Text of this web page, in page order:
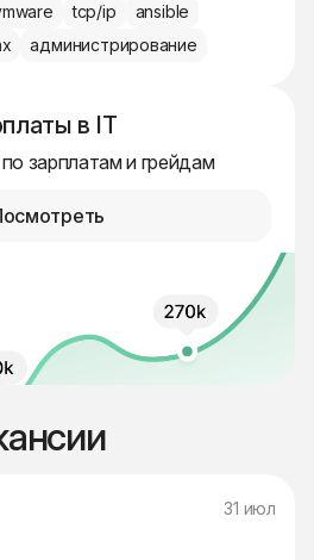
tcp/ip
ansible
администрирование
в IT
зарплатам и грейдам
31 июл